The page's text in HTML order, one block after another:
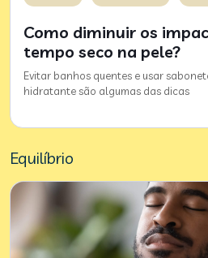
Como diminuir os
tempo seco na pele?
Evitar banhos quentes e usar
hidratante são algumas das dicas
Equilíbrio